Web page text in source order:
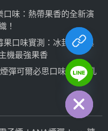
口味：熱帶果香的全新演
！
果口味實測：冰封藍莓與
機最強果香
彈可爾必思口味 | 經典乳
Hide
chaty